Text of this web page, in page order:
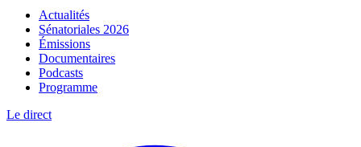
Actualités
Sénatoriales 2026
Émissions
Documentaires
Podcasts
Programme
Le direct